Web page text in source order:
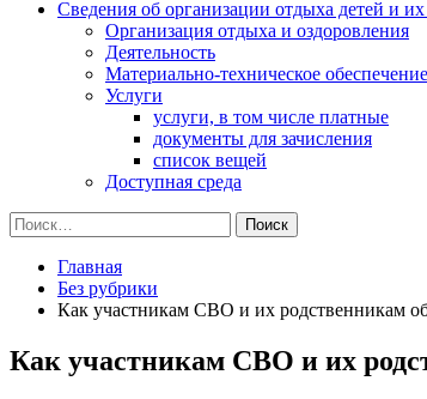
Сведения об организации отдыха детей и
Организация отдыха и оздоровления
Деятельность
Материально-техническое
Услуги
услуги, в том числе платные
документы для зачисления
список вещей
Доступная среда
Найти:
Главная
Без рубрики
Как участникам СВО и их родственникам
Как участникам СВО и их